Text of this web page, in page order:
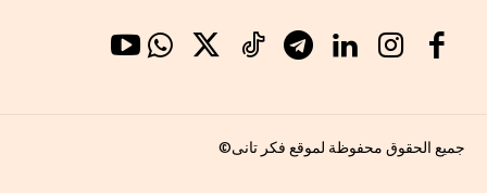
جميع الحقوق محفوظة لموقع فكر تانى©